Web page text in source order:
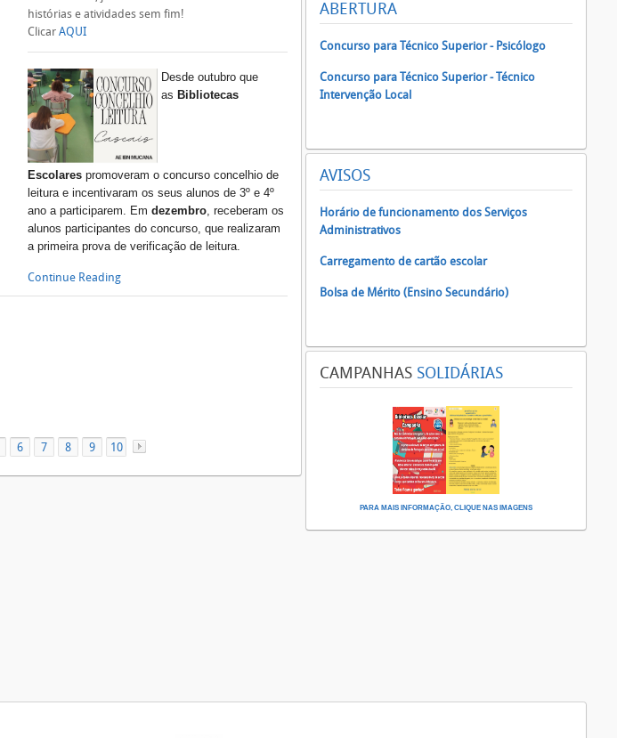
histórias e atividades sem fim!
Clicar AQUI
Desde outubro que
as Bibliotecas
Escolares promoveram o concurso concelhio de
leitura e incentivaram os seus alunos de 3º e 4º
ano a participarem. Em dezembro, receberam os
alunos participantes do concurso, que realizaram
a primeira prova de verificação de leitura.
Continue Reading
6 7 8 9 10
ABERTURA
Concurso para Técnico Superior - Psicólogo
Concurso para Técnico Superior - Técnico
Intervenção Local
AVISOS
Horário de funcionamento dos Serviços
Administrativos
Carregamento de cartão escolar
Bolsa de Mérito (Ensino Secundário)
CAMPANHAS SOLIDÁRIAS
PARA MAIS INFORMAÇÃO, CLIQUE NAS IMAGENS